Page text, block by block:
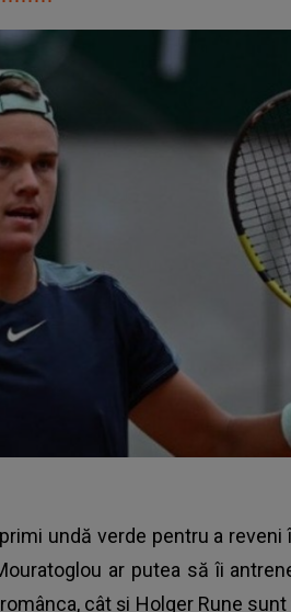
undă verde pentru a
ar putea să îi
cât și Holger Rune